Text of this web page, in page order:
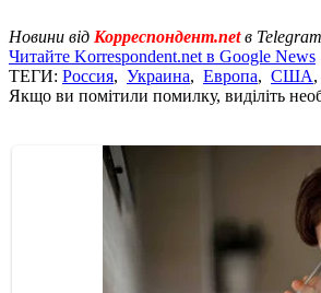
Новини від Корреспондент.netв
Читайте Korrespondent.net в Google News
ТЕГИ: Россия, Украина, Европа, США,
Якщо ви помітили помилку, виділіть